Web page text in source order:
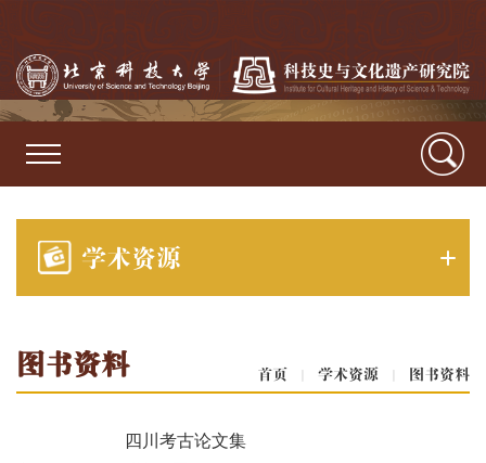
学术资源
首页 | 学术资源 | 图书资料
图书资料
四川考古论文集